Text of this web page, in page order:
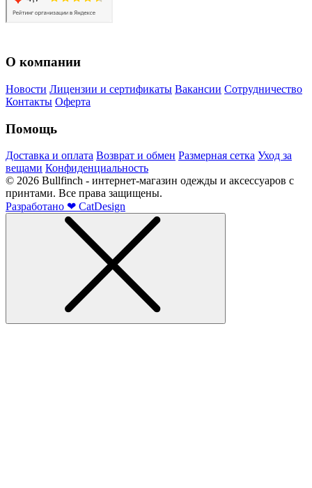
О компании
Новости Лицензии и сертификаты Вакансии Сотрудничество
Контакты Оферта
Помощь
Доставка и оплата Возврат и обмен Размерная сетка Уход за
вещами Конфиденциальность
© 2026 Bullfinch - интернет-магазин одежды и аксессуаров с
принтами. Все права защищены.
Разработано ❤ CatDesign